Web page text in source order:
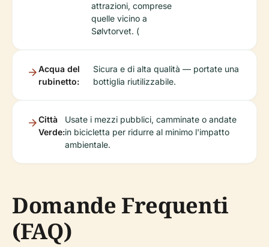
attrazioni, comprese
quelle vicino a
Sølvtorvet. (
Acqua del
rubinetto:
Sicura e di alta qualità — portate una
bottiglia riutilizzabile.
Città
Verde:
Usate i mezzi pubblici, camminate o andate
in bicicletta per ridurre al minimo l'impatto
ambientale.
Domande Frequenti
(FAQ)